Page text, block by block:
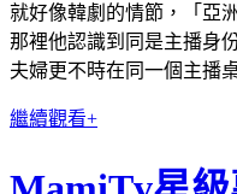
就好像韓劇的情節，「亞
那裡他認識到同是主播身
夫婦更不時在同一個主播
繼續觀看+